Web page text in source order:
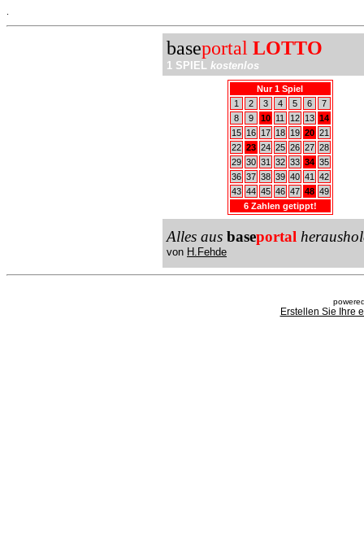
baseportal LOTTO
1 SPIEL kostenlos
Nur 1 Spiel
1
2 3 4 5 6
7
8
9 10 11 12 13 14
15
16 17 18 19 20 21
22 23 24 25 26 27 28
29 30 31 32 33 34 35
36 37 38 39 40 41
42
43 44 45 46 47 48 49
6 Zahlen getippt!
Alles aus baseportal
von H.Fehde
Erstellen Sie Ihre